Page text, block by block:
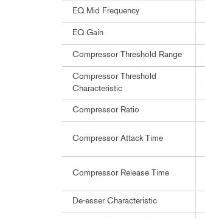
EQ Mid Frequency
EQ Gain
Compressor Threshold Range
Compressor Threshold
Characteristic
Compressor Ratio
Compressor Attack Time
Compressor Release Time
De-esser Characteristic